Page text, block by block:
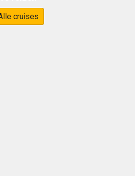
cruises